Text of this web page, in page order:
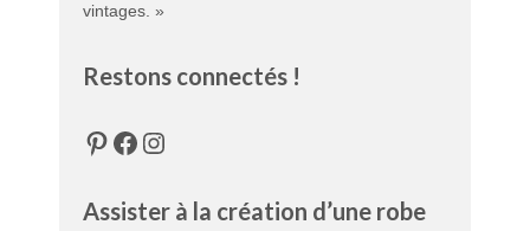
vintages. »
Restons connectés !
Pinterest
Facebook
Instagram
Assister à la création d’une robe